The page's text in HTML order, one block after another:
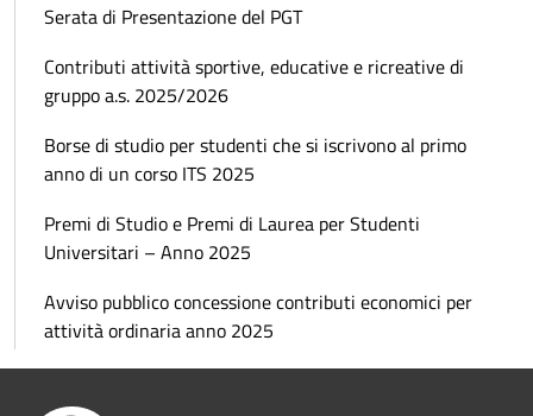
Serata di Presentazione del PGT
Contributi attività sportive, educative e ricreative di
gruppo a.s. 2025/2026
Borse di studio per studenti che si iscrivono al primo
anno di un corso ITS 2025
Premi di Studio e Premi di Laurea per Studenti
Universitari – Anno 2025
Avviso pubblico concessione contributi economici per
attività ordinaria anno 2025